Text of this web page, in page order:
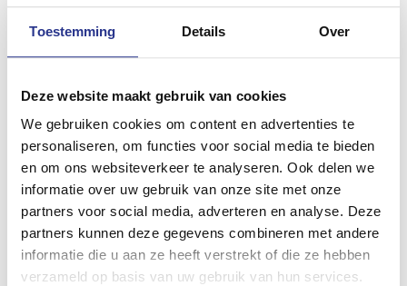
Toestemming Details Over
Deze website maakt gebruik van cookies
We gebruiken cookies om content en advertenties te
personaliseren, om functies voor social media te bieden
en om ons websiteverkeer te analyseren. Ook delen we
informatie over uw gebruik van onze site met onze
partners voor social media, adverteren en analyse. Deze
partners kunnen deze gegevens combineren met andere
informatie die u aan ze heeft verstrekt of die ze hebben
verzameld op basis van uw gebruik van hun services.
En plug-in hybrides?
geregistreerd in Nederland vanwege gunstige
bijtellingsregels. In 2017 waren die fiscale prikkels weg en
daalde het aantal tot slechts 1.120. Het leek helemaal
voorbij te zijn met de plug-in hybrides. Toch is de verkoop
van nieuwe plug-in hybrides dit jaar toch weer iets
gestegen. In de eerste helft van dit jaar zijn er maar liefst
173 procent meer nieuwe plug-in hybrides verkocht dan in
de eerste helft van 2017. De oorzaak is de nieuwe Volvo